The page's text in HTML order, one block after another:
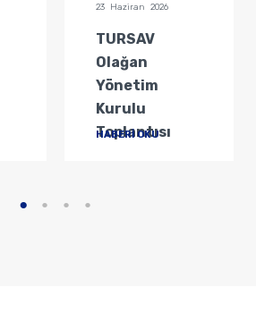
23 Haziran 2026
TURSAV
Olağan
Yönetim
Kurulu
Toplantısı
HABERİ OKU